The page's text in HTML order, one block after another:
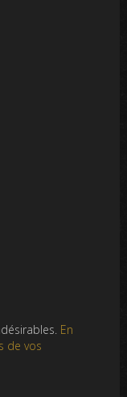
En
de vos